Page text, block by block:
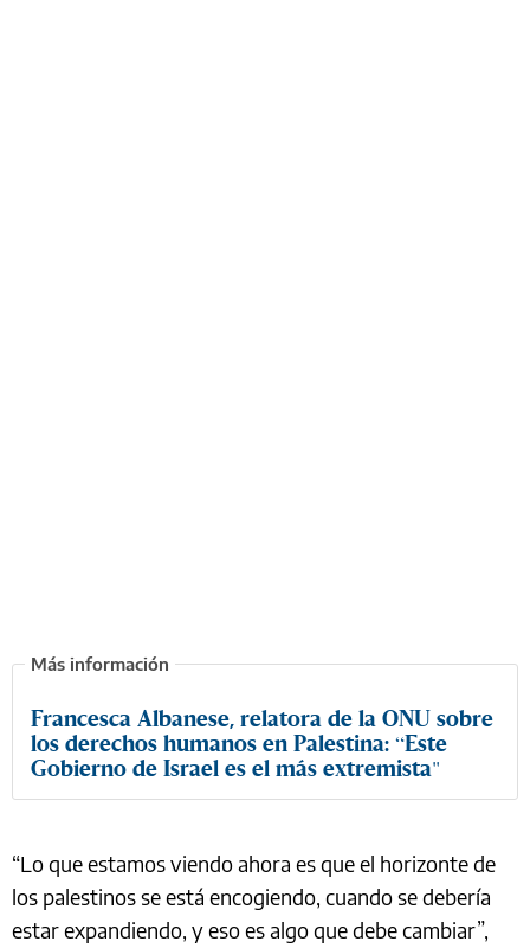
Francesca Albanese, relatora de la ONU sobre
los derechos humanos en Palestina: “Este
Gobierno de Israel es el más extremista"
“Lo que estamos viendo ahora es que el horizonte de
los palestinos se está encogiendo, cuando se debería
estar expandiendo, y eso es algo que debe cambiar”,